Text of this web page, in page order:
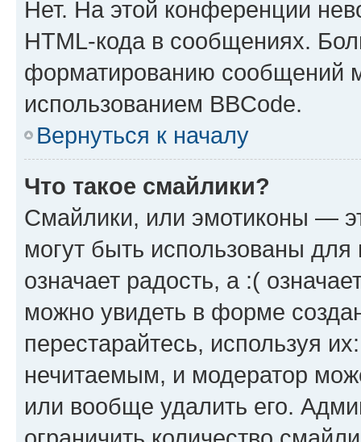
Нет. На этой конференции
HTML-кода в сообщениях.
форматированию сообщений
использованием BBCode.
Вернуться к началу
Что такое смайлики?
Смайлики, или эмотиконы —
могут быть использованы
означает радость, а :(
можно увидеть в форме
перестарайтесь, используя
нечитаемым, и модератор
или вообще удалить его.